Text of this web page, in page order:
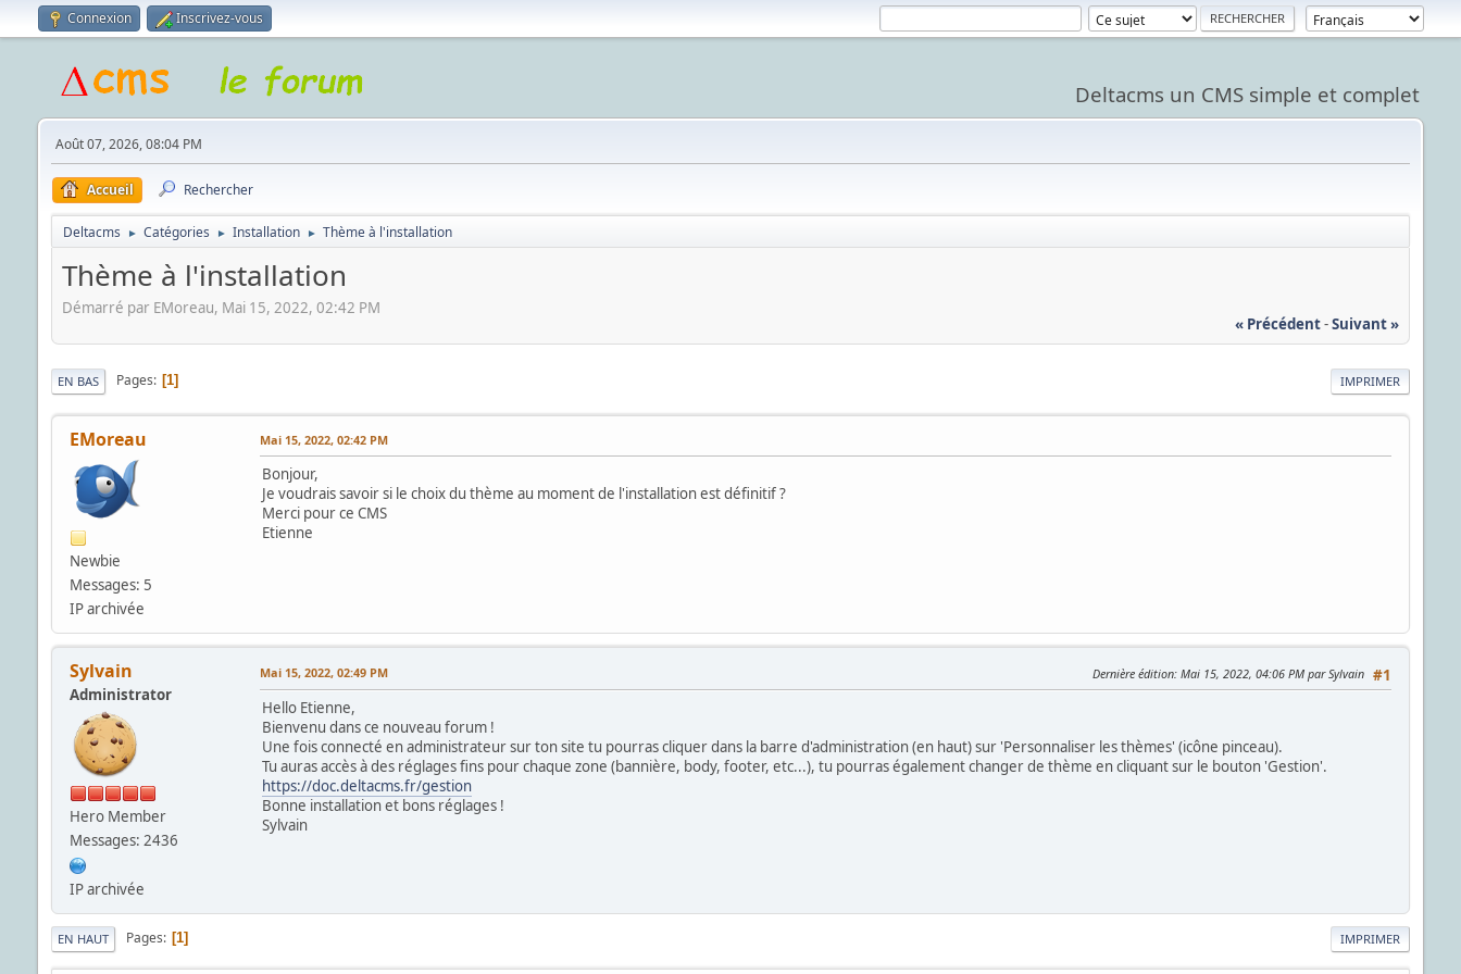
Connexion Inscrivez-vous
Deltacms un CMS simple et complet
Août 07, 2026, 08:04 PM
Accueil Rechercher
Deltacms ► Catégories ► Installation ► Thème à l'installation
Thème à l'installation
Démarré par EMoreau, Mai 15, 2022, 02:42 PM
« Précédent-Suivant »
IMPRIMER
EN BAS Pages 1
EMoreau
Newbie
Messages: 5
IP archivée
Mai 15, 2022, 02:42 PM
Bonjour,
Je voudrais savoir si le choix du thème au moment de l'installation est définitif ?
Merci pour ce CMS
Etienne
Sylvain
Administrator
Hero Member
Messages: 2436
IP archivée
#1
Mai 15, 2022, 02:49 PM Dernière édition: Mai 15, 2022, 04:06 PM par Sylvain
Hello Etienne,
Bienvenu dans ce nouveau forum !
Une fois connecté en administrateur sur ton site tu pourras cliquer dans la barre d'administration (en haut) sur 'Personnaliser les thèmes' (icône pinceau).
Tu auras accès à des réglages fins pour chaque zone (bannière, body, footer, etc...), tu pourras également changer de thème en cliquant sur le bouton 'Gestion'.
https://doc.deltacms.fr/gestion
Bonne installation et bons réglages !
Sylvain
IMPRIMER
EN HAUT Pages 1